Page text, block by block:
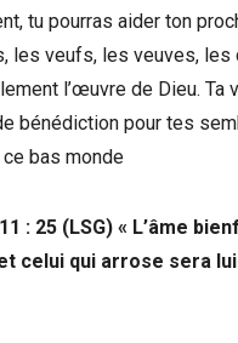
tu pourras aider ton
les veufs, les veuves, les
l’œuvre de Dieu. Ta
bénédiction pour tes
bas monde
: 25 (LSG) « L’âme
celui qui arrose sera